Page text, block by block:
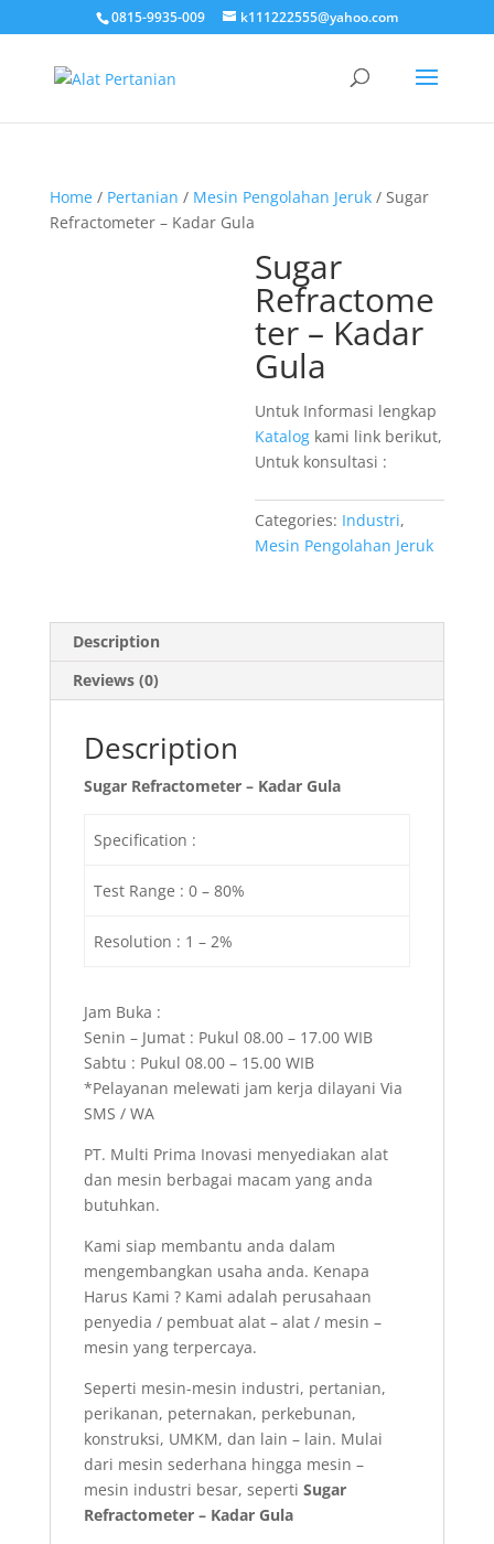
0815-9935-009 k111222555@yahoo.com
Home/ Pertanian / Mesin Pengolahan Jeruk/ Sugar
Refractometer – Kadar Gula
Sugar
Refractome
ter – Kadar
Gula
Untuk Informasi lengkap
Katalog kami link berikut,
Untuk konsultasi :
Categories: Industri,
Mesin Pengolahan Jeruk
Description
Reviews (0)
Description
Sugar Refractometer – Kadar Gula
Specification :
Test Range : 0 – 80%
Resolution : 1 – 2%
Jam Buka :
Senin – Jumat : Pukul 08.00 – 17.00 WIB
Sabtu : Pukul 08.00 – 15.00 WIB
*Pelayanan melewati jam kerja dilayani Via
SMS / WA
PT. Multi Prima Inovasi menyediakan alat
dan mesin berbagai macam yang anda
butuhkan.
Kami siap membantu anda dalam
mengembangkan usaha anda. Kenapa
Harus Kami ? Kami adalah perusahaan
penyedia / pembuat alat – alat / mesin –
mesin yang terpercaya.
Seperti mesin-mesin industri, pertanian,
perikanan, peternakan, perkebunan,
konstruksi, UMKM, dan lain – lain. Mulai
dari mesin sederhana hingga mesin –
mesin industri besar, seperti Sugar
Refractometer – Kadar Gula